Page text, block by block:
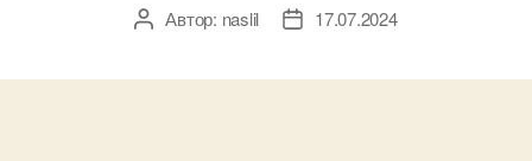
АвторАвтор: naslil
Дата17.07.2024